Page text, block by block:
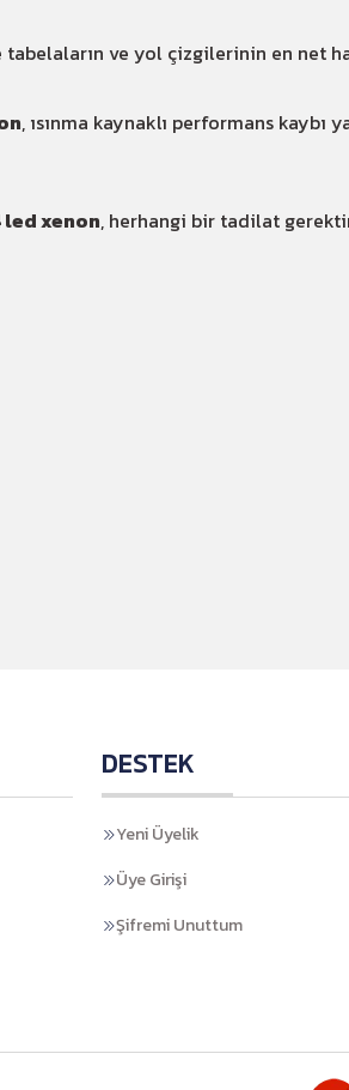
tabelaların ve yol çizgilerinin en net
, ısınma kaynaklı performans
xenon, herhangi bir tadilat
DESTEK
Yeni Üyelik
Üye Girişi
Şifremi Unuttum